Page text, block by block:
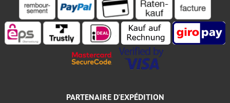
PARTENAIRE D'EXPÉDITION